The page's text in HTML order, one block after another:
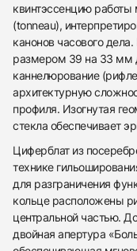
квинтэссенцию
(tonneau),
канонов часового
размером 39 на 33 мм
каннелюрование
архитектурную
профиля. Изогнутая
стекла обеспечивает
Циферблат из
технике
для разграничения
кольце расположены
центральной частью.
двойная апертура